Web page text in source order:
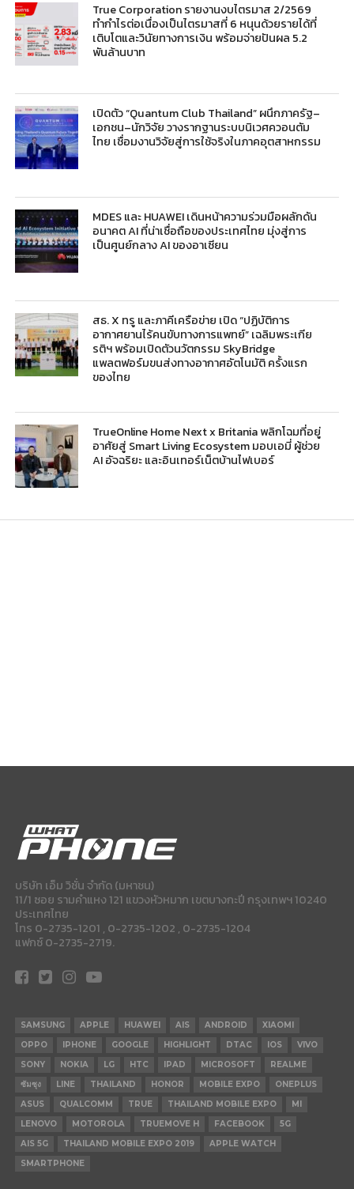
True Corporation รายงานงบไตรมาส 2/2569
ทำกำไรต่อเนื่องเป็นไตรมาสที่ 6 หนุนด้วยรายได้ที่
เติบโตและวินัยทางการเงิน พร้อมจ่ายปันผล 5.2
พันล้านบาท
เปิดตัว “Quantum Club Thailand” ผนึกภาครัฐ–
เอกชน–นักวิจัย วางรากฐานระบบนิเวศควอนตัม
ไทย เชื่อมงานวิจัยสู่การใช้จริงในภาคอุตสาหกรรม
MDES และ HUAWEI เดินหน้าความร่วมมือผลักดัน
อนาคต AI ที่น่าเชื่อถือของประเทศไทย มุ่งสู่การ
เป็นศูนย์กลาง AI ของอาเซียน
สธ. X ทรู และภาคีเครือข่าย เปิด “ปฏิบัติการ
อากาศยานไร้คนขับทางการแพทย์” เฉลิมพระเกีย
รติฯ พร้อมเปิดตัวนวัตกรรม SkyBridge
แพลตฟอร์มขนส่งทางอากาศอัตโนมัติ ครั้งแรก
ของไทย
TrueOnline Home Next x Britania พลิกโฉมที่อยู่
อาศัยสู่ Smart Living Ecosystem มอบเอมี่ ผู้ช่วย
AI อัจฉริยะ และอินเทอร์เน็ตบ้านไฟเบอร์
บริษัท เอ็ม วิชั่น จำกัด (มหาชน)
11/1 ซอย รามคำแหง 121 แขวงหัวหมาก เขตบางกะปี กรุงเทพฯ 10240
ประเทศไทย
โทร 0-2735-1201 , 0-2735-1202 , 0-2735-1204
แฟกซ์ 0-2735-2719.
SAMSUNG APPLE HUAWEI AIS ANDROID
XIAOMI
OPPO
IPHONE GOOGLE HIGHLIGHT DTAC IOS
VIVO
SONY
NOKIA LG HTC IPAD MICROSOFT
REALME
ซัมซุง
LINE THAILAND HONOR MOBILE EXPO
ONEPLUS
ASUS
QUALCOMM TRUE THAILAND MOBILE EXPO
MI
LENOVO
MOTOROLA TRUEMOVE H FACEBOOK
5G
AIS 5G
THAILAND MOBILE EXPO 2019
APPLE WATCH
SMARTPHONE